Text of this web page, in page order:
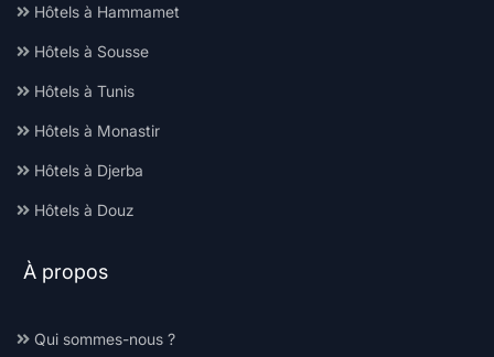
Hôtels à Hammamet
Hôtels à Sousse
Hôtels à Tunis
Hôtels à Monastir
Hôtels à Djerba
Hôtels à Douz
À propos
Qui sommes-nous ?